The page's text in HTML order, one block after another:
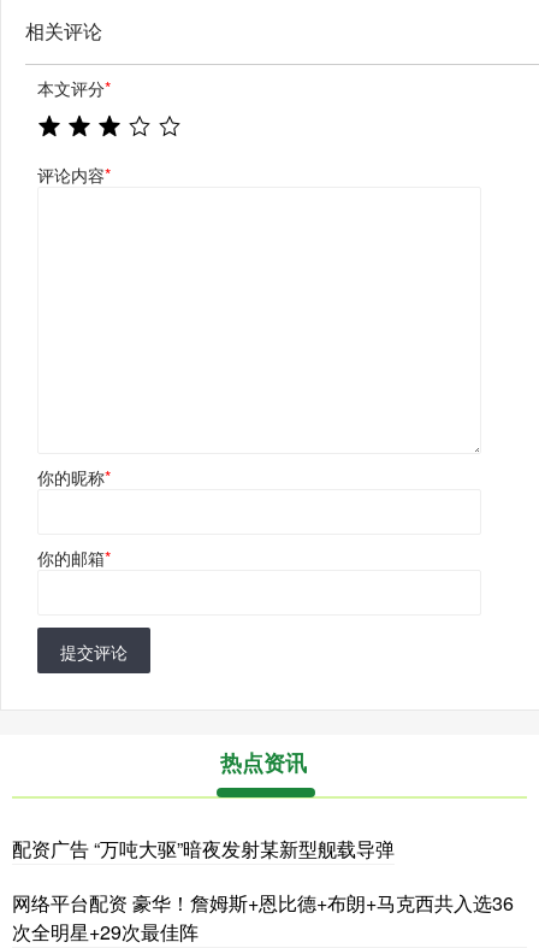
相关评论
本文评分*
评论内容*
你的昵称*
你的邮箱*
提交评论
热点资讯
配资广告 “万吨大驱”暗夜发射某新型舰载导弹
网络平台配资 豪华！詹姆斯+恩比德+布朗+马克西共入选36
次全明星+29次最佳阵